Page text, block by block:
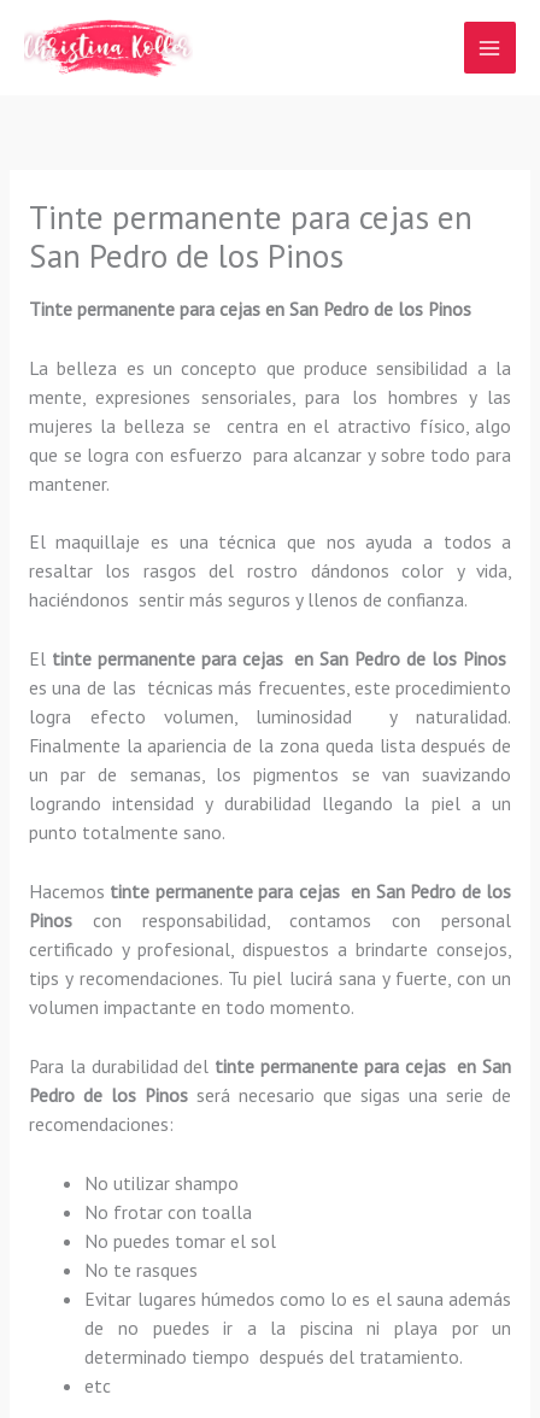
contenido
Tinte permanente para cejas en
San Pedro de los Pinos
Tinte permanente para cejas en San Pedro de los Pinos
La belleza es un concepto que produce sensibilidad a la
mente, expresiones sensoriales, para los hombres y las
mujeres la belleza se centra en el atractivo físico, algo
que se logra con esfuerzo para alcanzar y sobre todo para
mantener.
El maquillaje es una técnica que nos ayuda a todos a
resaltar los rasgos del rostro dándonos color y vida,
haciéndonos sentir más seguros y llenos de confianza.
El tinte permanente para cejas en San Pedro de los Pinos
es una de las técnicas más frecuentes, este procedimiento
logra efecto volumen, luminosidad y naturalidad.
Finalmente la apariencia de la zona queda lista después de
un par de semanas, los pigmentos se van suavizando
logrando intensidad y durabilidad llegando la piel a un
punto totalmente sano.
Hacemos tinte permanente para cejas en San Pedro de los
Pinoscon responsabilidad, contamos con personal
certificado y profesional, dispuestos a brindarte consejos,
tips y recomendaciones. Tu piel lucirá sana y fuerte, con un
volumen impactante en todo momento.
Para la durabilidad del tinte permanente para cejas en San
Pedro de los Pinos será necesario que sigas una serie de
recomendaciones:
No utilizar shampo
No frotar con toalla
No puedes tomar el sol
No te rasques
Evitar lugares húmedos como lo es el sauna además
de no puedes ir a la piscina ni playa por un
determinado tiempo después del tratamiento.
etc